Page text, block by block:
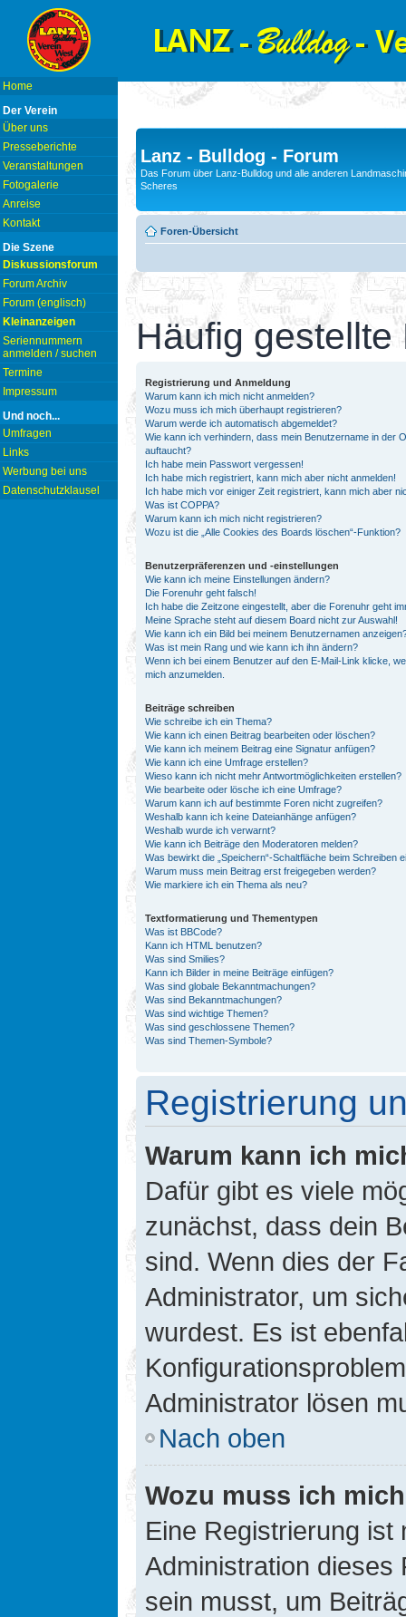
Home
Der Verein
Über uns
Presseberichte
Veranstaltungen
Fotogalerie
Anreise
Kontakt
Die Szene
Diskussionsforum
Forum Archiv
Forum (englisch)
Kleinanzeigen
Seriennummern
anmelden / suchen
Termine
Impressum
Und noch...
Umfragen
Links
Werbung bei uns
Datenschutzklausel
Lanz - Bulldog - Forum
Das Forum über Lanz-Bulldog und alle anderen
Scheres
Foren-Übersicht
Häufig gestellte
Registrierung und Anmeldung
Warum kann ich mich nicht anmelden?
Wozu muss ich mich überhaupt registrieren?
Warum werde ich automatisch abgemeldet?
Wie kann ich verhindern, dass mein Benutzername in der
auftaucht?
Ich habe mein Passwort vergessen!
Ich habe mich registriert, kann mich aber nicht anmelden!
Ich habe mich vor einiger Zeit registriert, kann mich aber
Was ist COPPA?
Warum kann ich mich nicht registrieren?
Wozu ist die „Alle Cookies des Boards löschen“-Funktion?
Benutzerpräferenzen und -einstellungen
Wie kann ich meine Einstellungen ändern?
Die Forenuhr geht falsch!
Ich habe die Zeitzone eingestellt, aber die Forenuhr geht
Meine Sprache steht auf diesem Board nicht zur Auswahl!
Wie kann ich ein Bild bei meinem Benutzernamen
Was ist mein Rang und wie kann ich ihn ändern?
Wenn ich bei einem Benutzer auf den E-Mail-Link klicke,
mich anzumelden.
Beiträge schreiben
Wie schreibe ich ein Thema?
Wie kann ich einen Beitrag bearbeiten oder löschen?
Wie kann ich meinem Beitrag eine Signatur anfügen?
Wie kann ich eine Umfrage erstellen?
Wieso kann ich nicht mehr Antwortmöglichkeiten erstellen?
Wie bearbeite oder lösche ich eine Umfrage?
Warum kann ich auf bestimmte Foren nicht zugreifen?
Weshalb kann ich keine Dateianhänge anfügen?
Weshalb wurde ich verwarnt?
Wie kann ich Beiträge den Moderatoren melden?
Was bewirkt die „Speichern“-Schaltfläche beim Schreiben
Warum muss mein Beitrag erst freigegeben werden?
Wie markiere ich ein Thema als neu?
Textformatierung und Thementypen
Was ist BBCode?
Kann ich HTML benutzen?
Was sind Smilies?
Kann ich Bilder in meine Beiträge einfügen?
Was sind globale Bekanntmachungen?
Was sind Bekanntmachungen?
Was sind wichtige Themen?
Was sind geschlossene Themen?
Was sind Themen-Symbole?
Registrierung
Warum kann ich
Dafür gibt es viele
zunächst, dass dein
sind. Wenn dies der
Administrator, um
wurdest. Es ist
Administrator lösen
Nach oben
Wozu muss ich
Eine Registrierung ist
Administration dieses
sein musst, um